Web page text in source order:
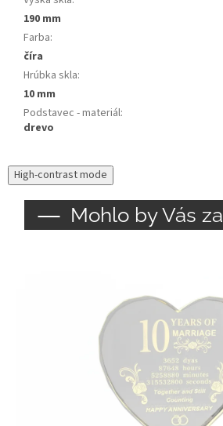
190 mm
Farba:
číra
Hrúbka skla:
10 mm
Podstavec - materiál:
drevo
High-contrast mode
Mohlo by Vás